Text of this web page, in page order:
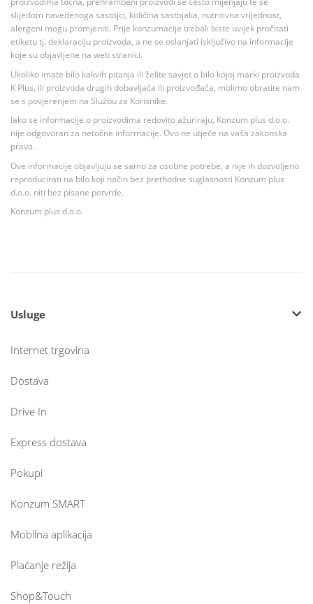
slijedom navedenoga sastojci, količina sastojaka, nutritivna vrijednost,
alergeni mogu promjeniti. Prije konzumacije trebali biste uvijek pročitati
etiketu tj. deklaraciju proizvoda, a ne se oslanjati isključivo na informacije
koje su objavljene na web stranici.
Ukoliko imate bilo kakvih pitanja ili želite savjet o bilo kojoj marki proizvoda
K Plus, ili proizvoda drugih dobavljača ili proizvođača, molimo obratite nam
se s povjerenjem na Službu za Korisnike.
Iako se informacije o proizvodima redovito ažuriraju, Konzum plus d.o.o.
nije odgovoran za netočne informacije. Ovo ne utječe na vaša zakonska
prava.
Ove informacije objavljuju se samo za osobne potrebe, a nije ih dozvoljeno
reproducirati na bilo koji način bez prethodne suglasnosti Konzum plus
d.o.o. niti bez pisane potvrde.
Konzum plus d.o.o.
Usluge
Internet trgovina
Dostava
Drive In
Express dostava
Pokupi
Konzum SMART
Mobilna aplikacija
Plaćanje režija
Shop&Touch